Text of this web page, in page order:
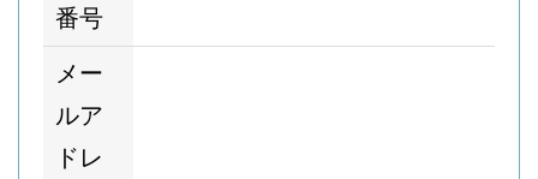
番号
メー
ルア
ドレ